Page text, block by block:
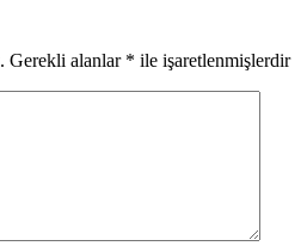
Gerekli alanlar * ile işaretlenmişlerdir